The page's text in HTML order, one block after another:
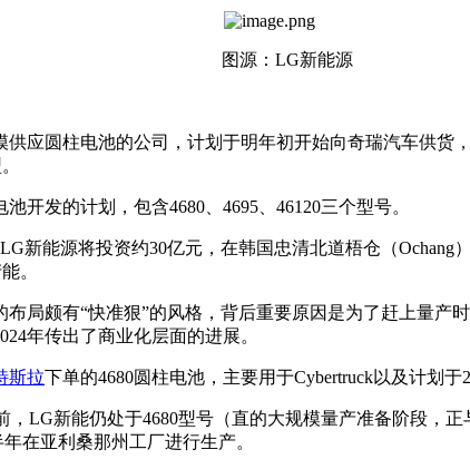
图源：LG新能源
应圆柱电池的公司，计划于明年初开始向奇瑞汽车供货
开发的计划，包含4680、4695、46120三个型号。
新能源将投资约30亿元，在韩国忠清北道梧仓（Ochang
。
局颇有“快准狠”的风格，背后重要原因是为了赶上量产
年传出了商业化层面的进展。
斯拉下单的4680圆柱电池，主要用于Cybertruck以及计划于
LG新能仍处于4680型号（直的大规模量产准备阶段，
在亚利桑那州工厂进行生产。